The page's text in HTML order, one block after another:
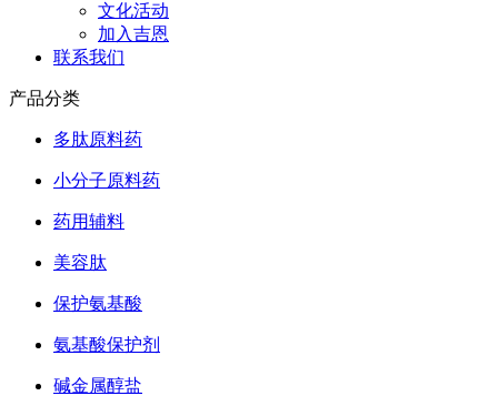
文化活动
加入吉恩
联系我们
产品分类
多肽原料药
小分子原料药
药用辅料
美容肽
保护氨基酸
氨基酸保护剂
碱金属醇盐